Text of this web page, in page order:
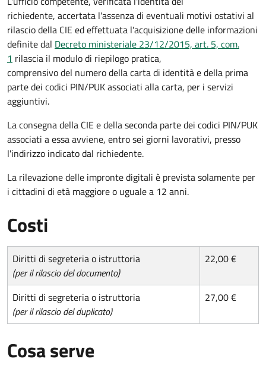
richiedente, accertata l'assenza di eventuali motivi ostativi al
rilascio della CIE ed effettuata l'acquisizione delle informazioni
definite dal Decreto ministeriale 23/12/2015, art. 5, com.
1 rilascia il modulo di riepilogo pratica,
comprensivo del numero della carta di identità e della prima
parte dei codici PIN/PUK associati alla carta, per i servizi
aggiuntivi.
La consegna della CIE e della seconda parte dei codici PIN/PUK
associati a essa avviene, entro sei giorni lavorativi, presso
l'indirizzo indicato dal richiedente.
La rilevazione delle impronte digitali è prevista solamente per
i cittadini di età maggiore o uguale a 12 anni.
Costi
Diritti di segreteria o istruttoria
(per il rilascio del documento)
22,00 €
Diritti di segreteria o istruttoria
(per il rilascio del duplicato)
27,00 €
Cosa serve